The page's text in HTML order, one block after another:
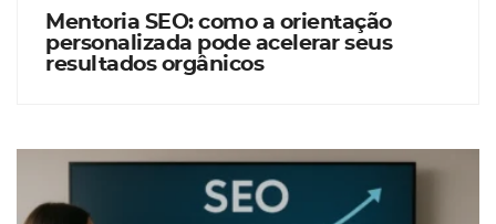
Mentoria SEO: como a orientação
personalizada pode acelerar seus
resultados orgânicos